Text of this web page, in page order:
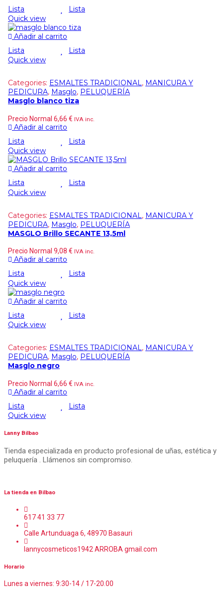
Lista
Lista
Quick view
Añadir al carrito
Lista
Lista
Quick view
Categories: ESMALTES TRADICIONAL, MANICURA Y
PEDICURA, Masglo, PELUQUERÍA
Masglo blanco tiza
Precio Normal 6,66 € IVA inc.
Añadir al carrito
Lista
Lista
Quick view
Añadir al carrito
Lista
Lista
Quick view
Categories: ESMALTES TRADICIONAL, MANICURA Y
PEDICURA, Masglo, PELUQUERÍA
MASGLO Brillo SECANTE 13,5ml
Precio Normal 9,08 € IVA inc.
Añadir al carrito
Lista
Lista
Quick view
Añadir al carrito
Lista
Lista
Quick view
Categories: ESMALTES TRADICIONAL, MANICURA Y
PEDICURA, Masglo, PELUQUERÍA
Masglo negro
Precio Normal 6,66 € IVA inc.
Añadir al carrito
Lista
Lista
Quick view
Lanny Bilbao
Tienda especializada en producto profesional de uñas, estética y
peluquería . Llámenos sin compromiso.
La tienda en Bilbao
617 41 33 77
Calle Artunduaga 6, 48970 Basauri
lannycosmeticos1942 ARROBA gmail.com
Horario
Lunes a viernes: 9:30-14 / 17-20.00